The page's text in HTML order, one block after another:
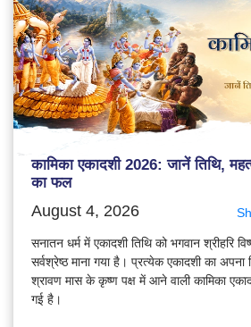
कामिका एकादशी 2026: जानें तिथि,
का फल
August 4, 2026
सनातन धर्म में एकादशी तिथि को भगवान श्रीहरि
सर्वश्रेष्ठ माना गया है। प्रत्येक एकादशी का
श्रावण मास के कृष्ण पक्ष में आने वाली कामिका
गई है।